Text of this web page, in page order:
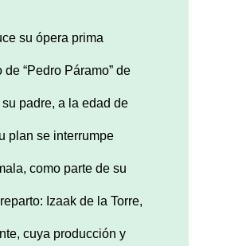
su ópera prima
“Pedro Páramo” de
padre, a la edad de
plan se interrumpe
como parte de su
Izaak de la Torre,
cuya producción y